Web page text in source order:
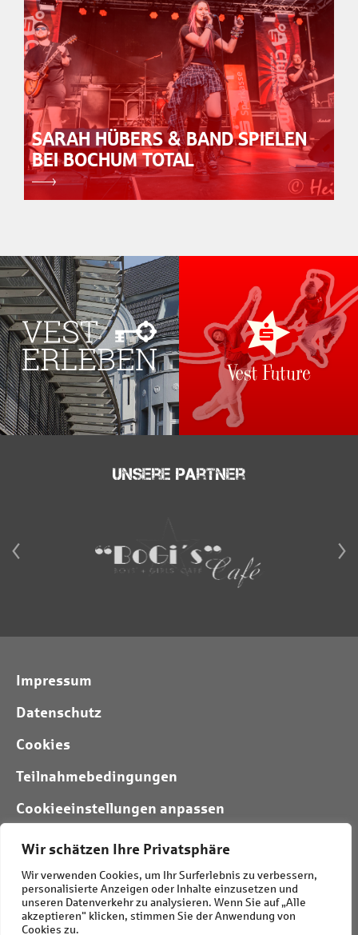
Wir schätzen Ihre Privatsphäre
Wir verwenden Cookies, um Ihr Surferlebnis zu verbessern,
personalisierte Anzeigen oder Inhalte einzusetzen und
unseren Datenverkehr zu analysieren. Wenn Sie auf „Alle
akzeptieren" klicken, stimmen Sie der Anwendung von
Cookies zu.
SARAH HÜBERS & BAND SPIELEN
BEI BOCHUM TOTAL
Unsere Partner
Impressum
Datenschutz
Cookies
Teilnahmebedingungen
Cookieeinstellungen anpassen